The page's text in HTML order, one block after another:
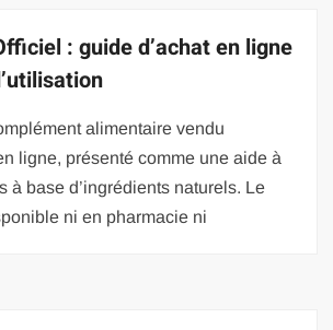
: guide d’achat en ligne
alimentaire vendu
ligne, présenté comme une aide à
à base d’ingrédients naturels. Le
ni en pharmacie ni